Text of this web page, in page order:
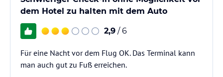
dem Hotel zu halten mit dem Auto
2,9 / 6
Für eine Nacht vor dem Flug OK. Das Terminal kann
man auch gut zu Fuß erreichen.